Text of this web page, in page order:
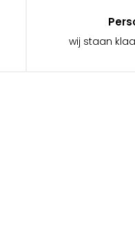
wij staan